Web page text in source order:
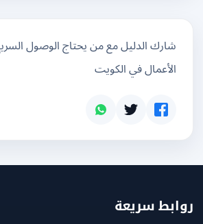
شارك الدليل مع من يحتاج الوصول السريع
الأعمال في الكويت
سريعة